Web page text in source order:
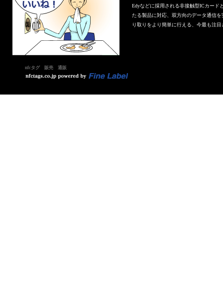
Edyなどに採用される非接触型ICカード
たる製品に対応、双方向のデータ通信
り取りをより簡単に行える、今最も注
nfcタグ 販売 通販